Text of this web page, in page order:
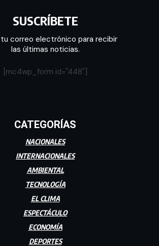
SUSCRÍBETE
correo electrónico para recibir
las últimas noticias.
[mc4wp_form id="448"]
CATEGORÍAS
NACIONALES
INTERNACIONALES
AMBIENTAL
TECNOLOGÍA
EL CLIMA
ESPECTÁCULO
ECONOMÍA
DEPORTES